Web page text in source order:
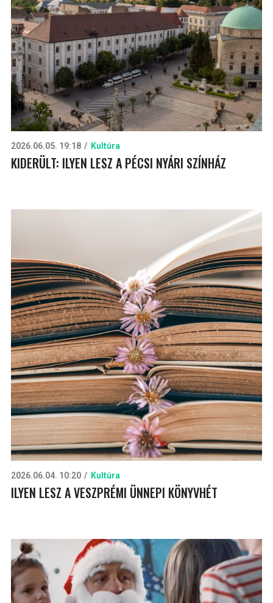
2026.06.05. 19:18 Kultúra
KIDERÜLT: ILYEN LESZ A PÉCSI NYÁRI SZÍNHÁZ
2026.06.04. 10:20 Kultúra
ILYEN LESZ A VESZPRÉMI ÜNNEPI KÖNYVHÉT